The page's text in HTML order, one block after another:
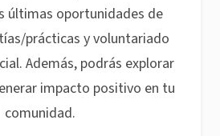
últimas oportunidades de
prácticas y voluntariado
Además, podrás explorar
impacto positivo en tu
comunidad.